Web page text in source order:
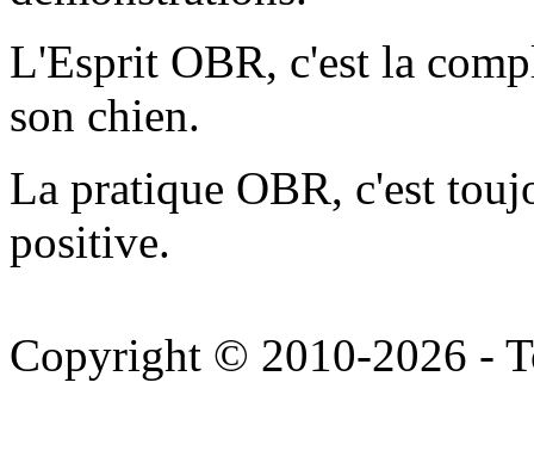
L'Esprit OBR, c'est la
son chien.
La pratique OBR, c'est
positive.
Copyright © 2010-2026 -